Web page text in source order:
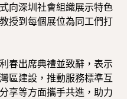
向深圳社會組織展示特色
授到每個展位為同工們打
春出席典禮並致辭，表示
區建設，推動服務標準互
享等方面攜手共進，助力